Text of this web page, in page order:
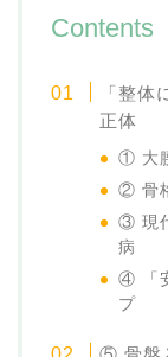
Contents
「整
正体
① 大
② 骨
③ 現
病
④ 「
プ